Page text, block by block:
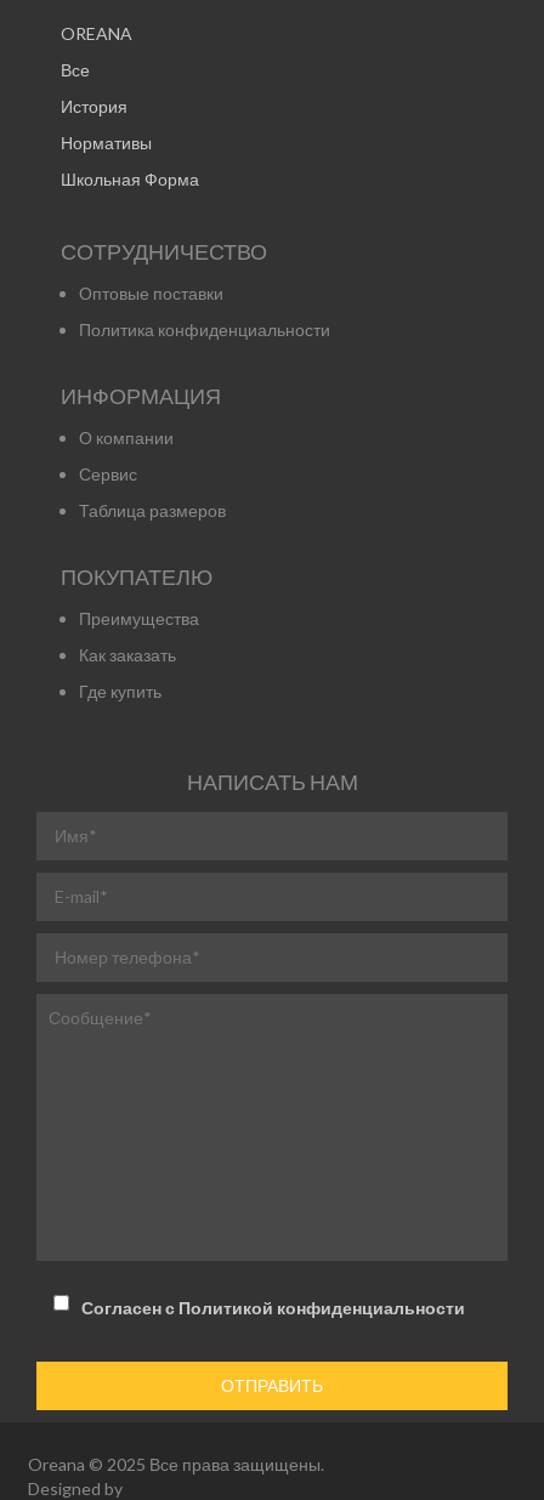
OREANA
Все
История
Нормативы
Школьная Форма
СОТРУДНИЧЕСТВО
Оптовые поставки
Политика конфиденциальности
ИНФОРМАЦИЯ
О компании
Сервис
Таблица размеров
ПОКУПАТЕЛЮ
Преимущества
Как заказать
Где купить
НАПИСАТЬ НАМ
Согласен с Политикой конфиденциальности
Oreana © 2025 Все права защищены.
Designed by